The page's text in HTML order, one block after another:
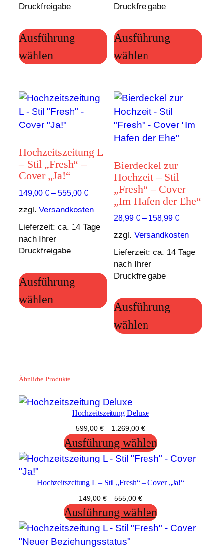
Druckfreigabe
Ausführung
wählen
Produkt
weist
mehrere
auf.
Die
Optionen
können
auf
Produktseite
gewählt
werden
Druckfreigabe
Ausführung
wählen
Hochzeitszeitung L
– Stil „Fresh“ –
Cover „Ja!“
149,00 € – 555,00 €
zzgl. Versandkosten
Lieferzeit: ca. 14 Tage
nach Ihrer
Druckfreigabe
Ausführung
wählen
Dieses
Produkt
mehrere
Varianten
auf.
der
Produktseite
gewählt
werden
Bierdeckel zur
Hochzeit – Stil
„Fresh“ – Cover
„Im Hafen der Ehe“
28,99€ – 158,99€
zzgl.Versandkosten
Lieferzeit:ca. 14 Tage
nach Ihrer
Druckfreigabe
Ausführung
wählen
Ähnliche Produkte
Hochzeitszeitung Deluxe
599,00 € – 1.269,00 €
Ausführung wählen
Hochzeitszeitung L – Stil „Fresh“ – Cover „Ja!“
149,00 € – 555,00 €
Ausführung wählen